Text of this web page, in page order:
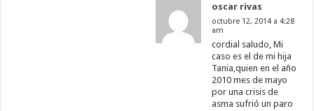
oscar rivas
octubre 12, 2014 a 4:28
am
cordial saludo, Mi
caso es el de mi hija
Tania,quien en el año
2010 mes de mayo
por una crisis de
asma sufrió un paro